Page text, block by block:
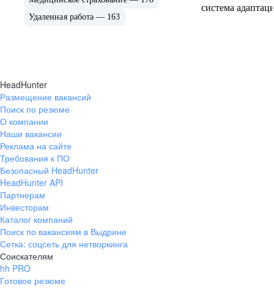
Удаленная работа — 163
система
HeadHunter
Размещение вакансий
Поиск по резюме
О компании
Наши вакансии
Реклама на сайте
Требования к ПО
Безопасный HeadHunter
HeadHunter API
Партнерам
Инвесторам
Каталог компаний
Поиск по вакансиям в Выдрине
Сетка: соцсеть для нетворкинга
Соискателям
hh PRO
Готовое резюме